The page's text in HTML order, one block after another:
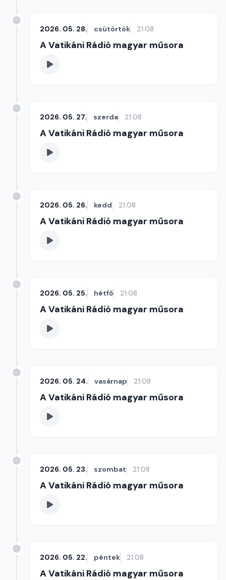
2026. 05. 28. csütörtök 21:08
A Vatikáni Rádió magyar műsora
2026. 05. 27. szerda 21:08
A Vatikáni Rádió magyar műsora
2026. 05. 26. kedd 21:08
A Vatikáni Rádió magyar műsora
2026. 05. 25. hétfő 21:08
A Vatikáni Rádió magyar műsora
2026. 05. 24. vasárnap 21:08
A Vatikáni Rádió magyar műsora
2026. 05. 23. szombat 21:08
A Vatikáni Rádió magyar műsora
2026. 05. 22. péntek 21:08
A Vatikáni Rádió magyar műsora